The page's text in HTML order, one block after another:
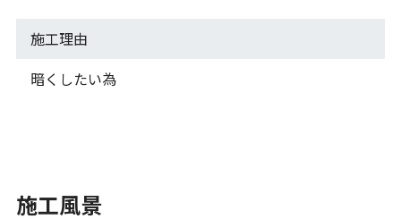
施工理由
暗くしたい為
施工風景